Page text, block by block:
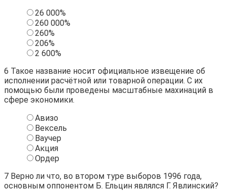
26 000%
260 000%
260%
206%
2 600%
6 Такое название носит официальное извещение об
исполнении расчётной или товарной операции. С их
помощью были проведены масштабные махинаций в
сфере экономики.
Авизо
Вексель
Ваучер
Акция
Ордер
7 Верно ли что, во втором туре выборов 1996 года,
основным оппонентом Б. Ельцин являлся Г. Явлинский?